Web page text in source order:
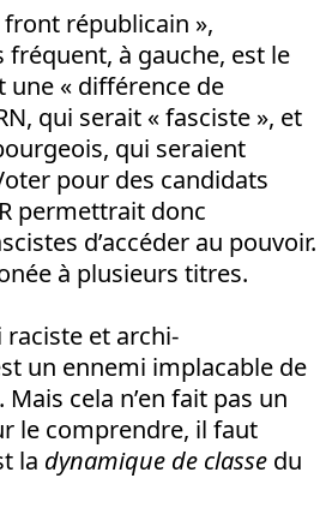
républicain »,
fréquent, à gauche, est le
une « différence de
qui serait « fasciste », et
qui seraient
pour des candidats
permettrait donc
d’accéder au pouvoir.
à plusieurs titres.
raciste et archi-
un ennemi implacable de
cela n’en fait pas un
le comprendre, il faut
la dynamique de classe du